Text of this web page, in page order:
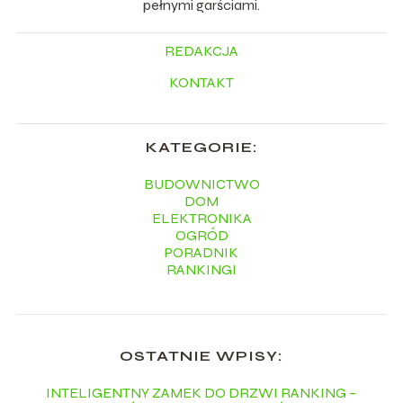
pełnymi garściami.
REDAKCJA
KONTAKT
KATEGORIE:
BUDOWNICTWO
DOM
ELEKTRONIKA
OGRÓD
PORADNIK
RANKINGI
OSTATNIE WPISY:
INTELIGENTNY ZAMEK DO DRZWI RANKING –